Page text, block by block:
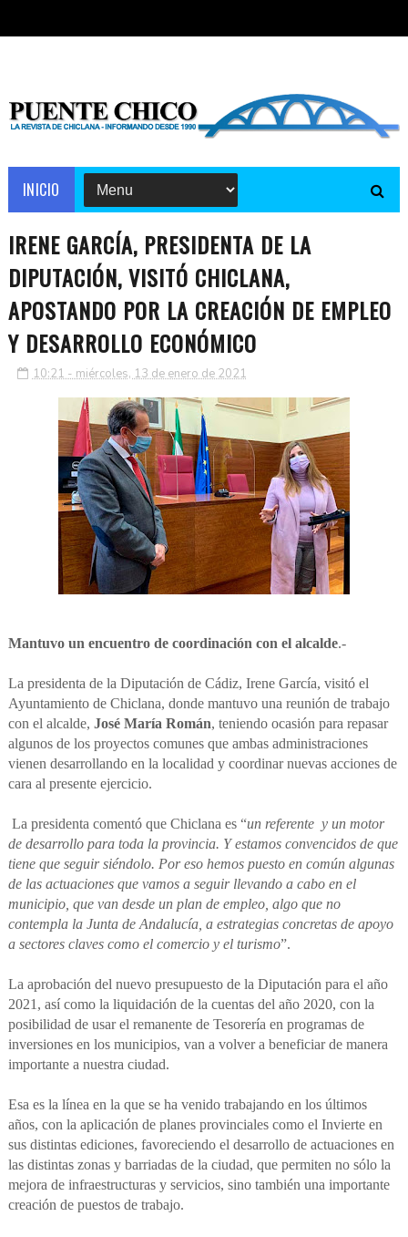
INICIO
IRENE GARCÍA, PRESIDENTA DE LA
DIPUTACIÓN, VISITÓ CHICLANA,
APOSTANDO POR LA CREACIÓN DE EMPLEO
Y DESARROLLO ECONÓMICO
10:21 - miércoles, 13 de enero de 2021
Mantuvo un encuentro de coordinación con el alcalde.-
La presidenta de la Diputación de Cádiz, Irene García, visitó el
Ayuntamiento de Chiclana, donde mantuvo una reunión de trabajo
con el alcalde, José María Román, teniendo ocasión para repasar
algunos de los proyectos comunes que ambas administraciones
vienen desarrollando en la localidad y coordinar nuevas acciones de
cara al presente ejercicio.
La presidenta comentó que Chiclana es “un referente y un motor
de desarrollo para toda la provincia. Y estamos convencidos de que
tiene que seguir siéndolo. Por eso hemos puesto en común algunas
de las actuaciones que vamos a seguir llevando a cabo en el
municipio, que van desde un plan de empleo, algo que no
contempla la Junta de Andalucía, a estrategias concretas de apoyo
a sectores claves como el comercio y el turismo”.
La aprobación del nuevo presupuesto de la Diputación para el año
2021, así como la liquidación de la cuentas del año 2020, con la
posibilidad de usar el remanente de Tesorería en programas de
inversiones en los municipios, van a volver a beneficiar de manera
importante a nuestra ciudad.
Esa es la línea en la que se ha venido trabajando en los últimos
años, con la aplicación de planes provinciales como el Invierte en
sus distintas ediciones, favoreciendo el desarrollo de actuaciones en
las distintas zonas y barriadas de la ciudad, que permiten no sólo la
mejora de infraestructuras y servicios, sino también una importante
creación de puestos de trabajo.